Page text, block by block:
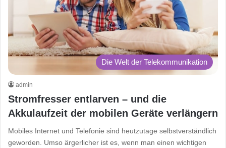
Die Welt der Telekommunikation
admin
Stromfresser entlarven – und die
Akkulaufzeit der mobilen Geräte verlängern
Mobiles Internet und Telefonie sind heutzutage selbstverständlich
geworden. Umso ärgerlicher ist es, wenn man einen wichtigen